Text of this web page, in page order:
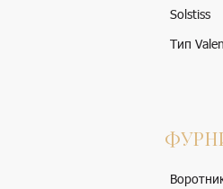
Solstiss
Тип